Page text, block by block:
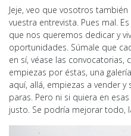
Jeje, veo que vosotros
vuestra entrevista. Pues mal.
que nos queremos dedicar y
oportunidades. Súmale que
en sí, véase las convocatorias,
empiezas por éstas, una
aquí, allá, empiezas a vender y
paras. Pero ni si quiera en
justo. Se podría mejorar todo,